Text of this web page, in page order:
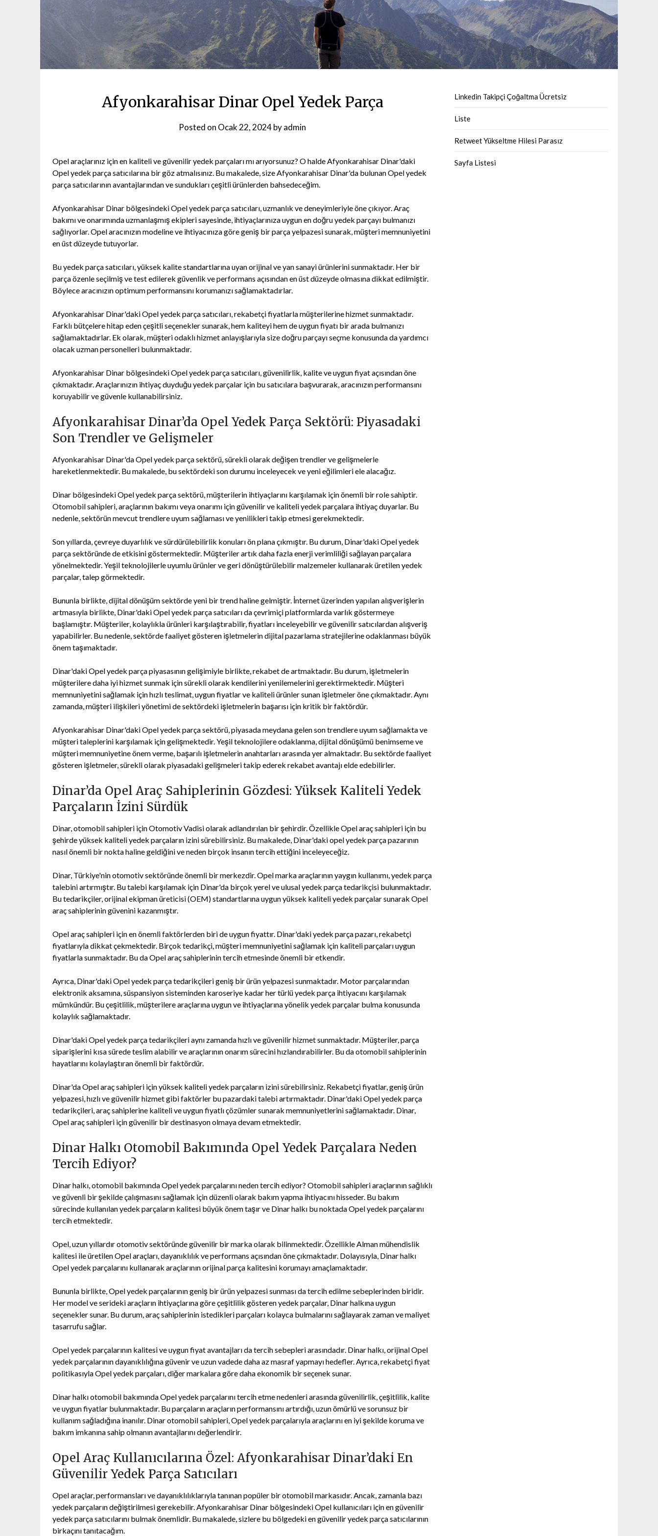
Afyonkarahisar Dinar Opel Yedek Parça
Posted on Ocak 22, 2024byadmin
Opel araçlarınız için en kaliteli ve güvenilir yedek parçaları mı arıyorsunuz? O halde Afyonkarahisar Dinar'daki
Opel yedek parça satıcılarına bir göz atmalısınız. Bu makalede, size Afyonkarahisar Dinar'da bulunan Opel yedek
parça satıcılarının avantajlarından ve sundukları çeşitli ürünlerden bahsedeceğim.
Afyonkarahisar Dinar bölgesindeki Opel yedek parça satıcıları, uzmanlık ve deneyimleriyle öne çıkıyor. Araç
bakımı ve onarımında uzmanlaşmış ekipleri sayesinde, ihtiyaçlarınıza uygun en doğru yedek parçayı bulmanızı
sağlıyorlar. Opel aracınızın modeline ve ihtiyacınıza göre geniş bir parça yelpazesi sunarak, müşteri memnuniyetini
en üst düzeyde tutuyorlar.
Bu yedek parça satıcıları, yüksek kalite standartlarına uyan orijinal ve yan sanayi ürünlerini sunmaktadır. Her bir
parça özenle seçilmiş ve test edilerek güvenlik ve performans açısından en üst düzeyde olmasına dikkat edilmiştir.
Böylece aracınızın optimum performansını korumanızı sağlamaktadırlar.
Afyonkarahisar Dinar'daki Opel yedek parça satıcıları, rekabetçi fiyatlarla müşterilerine hizmet sunmaktadır.
Farklı bütçelere hitap eden çeşitli seçenekler sunarak, hem kaliteyi hem de uygun fiyatı bir arada bulmanızı
sağlamaktadırlar. Ek olarak, müşteri odaklı hizmet anlayışlarıyla size doğru parçayı seçme konusunda da yardımcı
olacak uzman personelleri bulunmaktadır.
Afyonkarahisar Dinar bölgesindeki Opel yedek parça satıcıları, güvenilirlik, kalite ve uygun fiyat açısından öne
çıkmaktadır. Araçlarınızın ihtiyaç duyduğu yedek parçalar için bu satıcılara başvurarak, aracınızın performansını
koruyabilir ve güvenle kullanabilirsiniz.
Afyonkarahisar Dinar’da Opel Yedek Parça Sektörü: Piyasadaki
Son Trendler ve Gelişmeler
Afyonkarahisar Dinar'da Opel yedek parça sektörü, sürekli olarak değişen trendler ve gelişmelerle
hareketlenmektedir. Bu makalede, bu sektördeki son durumu inceleyecek ve yeni eğilimleri ele alacağız.
Dinar bölgesindeki Opel yedek parça sektörü, müşterilerin ihtiyaçlarını karşılamak için önemli bir role sahiptir.
Otomobil sahipleri, araçlarının bakımı veya onarımı için güvenilir ve kaliteli yedek parçalara ihtiyaç duyarlar. Bu
nedenle, sektörün mevcut trendlere uyum sağlaması ve yenilikleri takip etmesi gerekmektedir.
Son yıllarda, çevreye duyarlılık ve sürdürülebilirlik konuları ön plana çıkmıştır. Bu durum, Dinar'daki Opel yedek
parça sektöründe de etkisini göstermektedir. Müşteriler artık daha fazla enerji verimliliği sağlayan parçalara
yönelmektedir. Yeşil teknolojilerle uyumlu ürünler ve geri dönüştürülebilir malzemeler kullanarak üretilen yedek
parçalar, talep görmektedir.
Bununla birlikte, dijital dönüşüm sektörde yeni bir trend haline gelmiştir. İnternet üzerinden yapılan alışverişlerin
artmasıyla birlikte, Dinar'daki Opel yedek parça satıcıları da çevrimiçi platformlarda varlık göstermeye
başlamıştır. Müşteriler, kolaylıkla ürünleri karşılaştırabilir, fiyatları inceleyebilir ve güvenilir satıcılardan alışveriş
yapabilirler. Bu nedenle, sektörde faaliyet gösteren işletmelerin dijital pazarlama stratejilerine odaklanması büyük
önem taşımaktadır.
Dinar'daki Opel yedek parça piyasasının gelişimiyle birlikte, rekabet de artmaktadır. Bu durum, işletmelerin
müşterilere daha iyi hizmet sunmak için sürekli olarak kendilerini yenilemelerini gerektirmektedir. Müşteri
memnuniyetini sağlamak için hızlı teslimat, uygun fiyatlar ve kaliteli ürünler sunan işletmeler öne çıkmaktadır. Aynı
zamanda, müşteri ilişkileri yönetimi de sektördeki işletmelerin başarısı için kritik bir faktördür.
Afyonkarahisar Dinar'daki Opel yedek parça sektörü, piyasada meydana gelen son trendlere uyum sağlamakta ve
müşteri taleplerini karşılamak için gelişmektedir. Yeşil teknolojilere odaklanma, dijital dönüşümü benimseme ve
müşteri memnuniyetine önem verme, başarılı işletmelerin anahtarları arasında yer almaktadır. Bu sektörde faaliyet
gösteren işletmeler, sürekli olarak piyasadaki gelişmeleri takip ederek rekabet avantajı elde edebilirler.
Dinar’da Opel Araç Sahiplerinin Gözdesi: Yüksek Kaliteli Yedek
Parçaların İzini Sürdük
Dinar, otomobil sahipleri için Otomotiv Vadisi olarak adlandırılan bir şehirdir. Özellikle Opel araç sahipleri için bu
şehirde yüksek kaliteli yedek parçaların izini sürebilirsiniz. Bu makalede, Dinar'daki opel yedek parça pazarının
nasıl önemli bir nokta haline geldiğini ve neden birçok insanın tercih ettiğini inceleyeceğiz.
Dinar, Türkiye'nin otomotiv sektöründe önemli bir merkezdir. Opel marka araçlarının yaygın kullanımı, yedek parça
talebini artırmıştır. Bu talebi karşılamak için Dinar'da birçok yerel ve ulusal yedek parça tedarikçisi bulunmaktadır.
Bu tedarikçiler, orijinal ekipman üreticisi (OEM) standartlarına uygun yüksek kaliteli yedek parçalar sunarak Opel
araç sahiplerinin güvenini kazanmıştır.
Opel araç sahipleri için en önemli faktörlerden biri de uygun fiyattır. Dinar'daki yedek parça pazarı, rekabetçi
fiyatlarıyla dikkat çekmektedir. Birçok tedarikçi, müşteri memnuniyetini sağlamak için kaliteli parçaları uygun
fiyatlarla sunmaktadır. Bu da Opel araç sahiplerinin tercih etmesinde önemli bir etkendir.
Ayrıca, Dinar'daki Opel yedek parça tedarikçileri geniş bir ürün yelpazesi sunmaktadır. Motor parçalarından
elektronik aksamına, süspansiyon sisteminden karoseriye kadar her türlü yedek parça ihtiyacını karşılamak
mümkündür. Bu çeşitlilik, müşterilere araçlarına uygun ve ihtiyaçlarına yönelik yedek parçalar bulma konusunda
kolaylık sağlamaktadır.
Dinar'daki Opel yedek parça tedarikçileri aynı zamanda hızlı ve güvenilir hizmet sunmaktadır. Müşteriler, parça
siparişlerini kısa sürede teslim alabilir ve araçlarının onarım sürecini hızlandırabilirler. Bu da otomobil sahiplerinin
hayatlarını kolaylaştıran önemli bir faktördür.
Dinar'da Opel araç sahipleri için yüksek kaliteli yedek parçaların izini sürebilirsiniz. Rekabetçi fiyatlar, geniş ürün
yelpazesi, hızlı ve güvenilir hizmet gibi faktörler bu pazardaki talebi artırmaktadır. Dinar'daki Opel yedek parça
tedarikçileri, araç sahiplerine kaliteli ve uygun fiyatlı çözümler sunarak memnuniyetlerini sağlamaktadır. Dinar,
Opel araç sahipleri için güvenilir bir destinasyon olmaya devam etmektedir.
Dinar Halkı Otomobil Bakımında Opel Yedek Parçalara Neden
Tercih Ediyor?
Dinar halkı, otomobil bakımında Opel yedek parçalarını neden tercih ediyor? Otomobil sahipleri araçlarının sağlıklı
ve güvenli bir şekilde çalışmasını sağlamak için düzenli olarak bakım yapma ihtiyacını hisseder. Bu bakım
sürecinde kullanılan yedek parçaların kalitesi büyük önem taşır ve Dinar halkı bu noktada Opel yedek parçalarını
tercih etmektedir.
Opel, uzun yıllardır otomotiv sektöründe güvenilir bir marka olarak bilinmektedir. Özellikle Alman mühendislik
kalitesi ile üretilen Opel araçları, dayanıklılık ve performans açısından öne çıkmaktadır. Dolayısıyla, Dinar halkı
Opel yedek parçalarını kullanarak araçlarının orijinal parça kalitesini korumayı amaçlamaktadır.
Bununla birlikte, Opel yedek parçalarının geniş bir ürün yelpazesi sunması da tercih edilme sebeplerinden biridir.
Her model ve serideki araçların ihtiyaçlarına göre çeşitlilik gösteren yedek parçalar, Dinar halkına uygun
seçenekler sunar. Bu durum, araç sahiplerinin istedikleri parçaları kolayca bulmalarını sağlayarak zaman ve maliyet
tasarrufu sağlar.
Opel yedek parçalarının kalitesi ve uygun fiyat avantajları da tercih sebepleri arasındadır. Dinar halkı, orijinal Opel
yedek parçalarının dayanıklılığına güvenir ve uzun vadede daha az masraf yapmayı hedefler. Ayrıca, rekabetçi fiyat
politikasıyla Opel yedek parçaları, diğer markalara göre daha ekonomik bir seçenek sunar.
Dinar halkı otomobil bakımında Opel yedek parçalarını tercih etme nedenleri arasında güvenilirlik, çeşitlilik, kalite
ve uygun fiyatlar bulunmaktadır. Bu parçaların araçların performansını artırdığı, uzun ömürlü ve sorunsuz bir
kullanım sağladığına inanılır. Dinar otomobil sahipleri, Opel yedek parçalarıyla araçlarını en iyi şekilde koruma ve
bakım imkanına sahip olmanın avantajlarını değerlendirir.
Opel Araç Kullanıcılarına Özel: Afyonkarahisar Dinar’daki En
Güvenilir Yedek Parça Satıcıları
Opel araçlar, performansları ve dayanıklılıklarıyla tanınan popüler bir otomobil markasıdır. Ancak, zamanla bazı
yedek parçaların değiştirilmesi gerekebilir. Afyonkarahisar Dinar bölgesindeki Opel kullanıcıları için en güvenilir
yedek parça satıcılarını bulmak önemlidir. Bu makalede, sizlere bu bölgedeki en güvenilir yedek parça satıcılarının
birkaçını tanıtacağım.
Linkedin Takipçi Çoğaltma Ücretsiz
Liste
Retweet Yükseltme Hilesi Parasız
Sayfa Listesi